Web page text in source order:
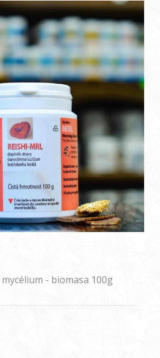
mycélium - biomasa 100g